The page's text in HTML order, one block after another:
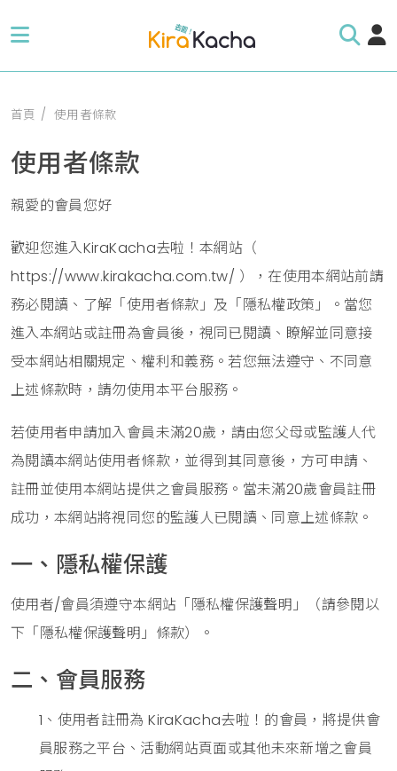
首頁 使用者條款
使用者條款
親愛的會員您好
歡迎您進入KiraKacha去啦！本網站（
https://www.kirakacha.com.tw/ ），在使用本網站前請
務必閱讀、了解「使用者條款」及「隱私權政策」。當您
進入本網站或註冊為會員後，視同已閱讀、瞭解並同意接
受本網站相關規定、權利和義務。若您無法遵守、不同意
上述條款時，請勿使用本平台服務。
若使用者申請加入會員未滿20歲，請由您父母或監護人代
為閱讀本網站使用者條款，並得到其同意後，方可申請、
註冊並使用本網站提供之會員服務。當未滿20歲會員註冊
成功，本網站將視同您的監護人已閱讀、同意上述條款。
一、隱私權保護
使用者/會員須遵守本網站「隱私權保護聲明」（請參閱以
下「隱私權保護聲明」條款）。
二、會員服務
1、使用者註冊為 KiraKacha去啦！的會員，將提供會
員服務之平台、活動網站頁面或其他未來新增之會員